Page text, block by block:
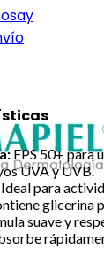
FPS 50+ para
UVA y UVB.
Ideal para
glicerina
suave y